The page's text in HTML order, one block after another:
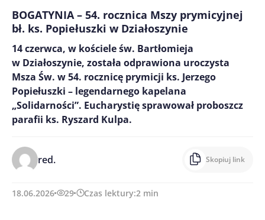
BOGATYNIA – 54. rocznica Mszy prymicyjnej
bł. ks. Popiełuszki w Działoszynie
14 czerwca, w kościele św. Bartłomieja
w Działoszynie, została odprawiona uroczysta
Msza Św. w 54. rocznicę prymicji ks. Jerzego
Popiełuszki – legendarnego kapelana
„Solidarności”. Eucharystię sprawował proboszcz
parafii ks. Ryszard Kulpa.
red. Skopiuj link
18.06.2026 29 Czas lektury:2 min